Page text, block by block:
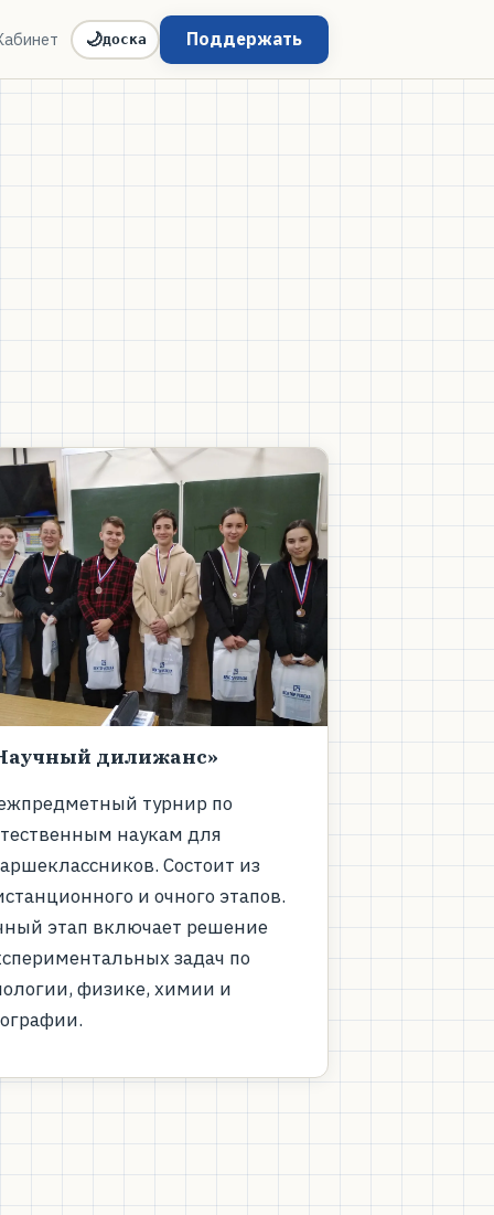
🌙доска Поддержать
дилижанс»
турнир по
наукам для
Состоит из
и очного этапов.
этап включает решение
задач по
физике, химии и